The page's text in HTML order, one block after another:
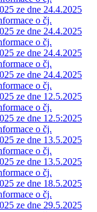
ze dne 24.4.2025
o čj.
ze dne 24.4.2025
o čj.
ze dne 24.4.2025
o čj.
ze dne 24.4.2025
o čj.
ze dne 12.5.2025
o čj.
ze dne 12.5:2025
o čj.
ze dne 13.5.2025
o čj.
ze dne 13.5.2025
o čj.
ze dne 18.5.2025
o čj.
ze dne 29.5.2025